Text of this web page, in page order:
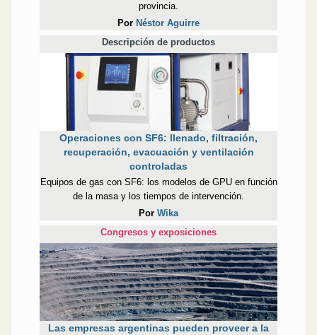
provincia.
Por Néstor Aguirre
Descripción de productos
Operaciones con SF6: llenado, filtración,
recuperación, evacuación y ventilación
controladas
Equipos de gas con SF6: los modelos de GPU en función
de la masa y los tiempos de intervención.
Por Wika
Congresos y exposiciones
Las empresas argentinas pueden proveer a la